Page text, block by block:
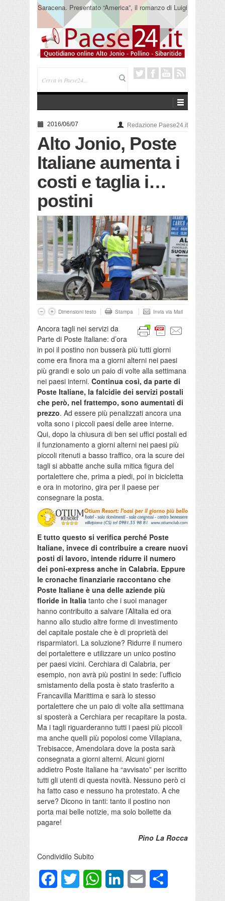
Saracena. Presentato “America”, il romanzo di Luigi
Pandolfi che racconta l’emigrazione
2016/06/07 Redazione Paese24.it
Alto Jonio, Poste
Italiane aumenta i
costi e taglia i…
postini
Dimensioni testo Stampa Invia via Mail
Ancora tagli nei servizi da
Parte di Poste Italiane: d’ora
in poi il postino non busserà più tutti giorni
come era finora ma a giorni alterni nei paesi
più grandi e solo un paio di volte alla settimana
nei paesi interni. Continua così, da parte di
Poste Italiane, la falcidie dei servizi postali
che però, nel frattempo, sono aumentati di
prezzo. Ad essere più penalizzati ancora una
volta sono i piccoli paesi delle aree interne.
Qui, dopo la chiusura di ben sei uffici postali ed
il funzionamento a giorni alterni nei paesi più
piccoli ritenuti a basso traffico, ora la scure dei
tagli si abbatte anche sulla mitica figura del
portalettere che, prima a piedi, poi in bicicletta
e ora in motorino, gira per il paese per
consegnare la posta.
E tutto questo si verifica perché Poste
Italiane, invece di contribuire a creare nuovi
posti di lavoro, intende ridurre il numero
dei poni-express anche in Calabria. Eppure
le cronache finanziarie raccontano che
Poste Italiane è una delle aziende più
floride in Italia tanto che i suoi manager
hanno contribuito a salvare l’Alitalia ed ora
hanno allo studio altre forme di investimento
del capitale postale che è di proprietà dei
risparmiatori. La soluzione? Ridurre il numero
dei portalettere e utilizzare un unico postino
per paesi vicini. Cerchiara di Calabria, per
esempio, non avrà più postini in sede: l’ufficio
smistamento della posta è stato trasferito a
Francavilla Marittima e sarà lo stesso
portalettere che un paio di volte alla settimana
si sposterà a Cerchiara per recapitare la posta.
Ma i tagli riguarderanno tutti i paesi più piccoli
ma anche quelli più popolosi come Villapiana,
Trebisacce, Amendolara dove la posta sarà
consegnata a giorni alterni. Alcuni giorni
addietro Poste Italiane ha “avvisato” per iscritto
tutti gli utenti di questa novità. Nessuno però ci
ha fatto caso e nessuno ha protestato. A che
serve? Dicono in tanti: tanto il postino non
porta mai belle notizie, ma solo bollette da
pagare!
Pino La Rocca
Condividilo Subito
FacebookTwitter WhatsAppLinkedInEmail